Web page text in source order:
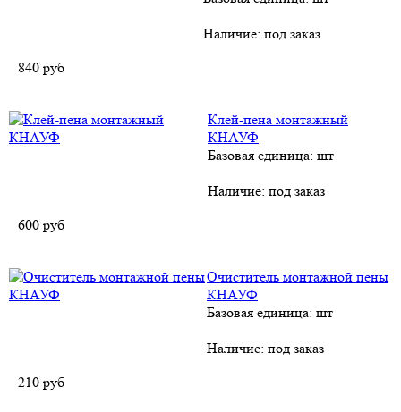
Наличие: под заказ
840 руб
Клей-пена монтажный
КНАУФ
Базовая единица: шт
Наличие: под заказ
600 руб
Очиститель монтажной пены
КНАУФ
Базовая единица: шт
Наличие: под заказ
210 руб